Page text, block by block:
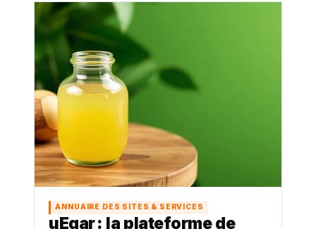
ANNUAIRE DES SITES & SERVICES
uEgar : la plateforme de